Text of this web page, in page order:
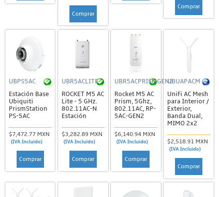
Comprar
Comprar
UBPS5AC
Estación Base
Ubiquiti
PrismStation
PS-5AC
$7,472.77 MXN
(IVA Incluido)
Comprar
UBR5ACLITE
ROCKET M5 AC
Lite - 5 GHz.
802.11AC-N
Estación
$3,282.89 MXN
(IVA Incluido)
Comprar
UBR5ACPRISMGEN2
Rocket M5 AC
Prism, 5Ghz,
802.11AC, RP-
5AC-GEN2
$6,140.94 MXN
(IVA Incluido)
Comprar
UBUAPACM
UniFi AC Mesh
para Interior /
Exterior,
Banda Dual,
MIMO 2x2
$2,518.91 MXN
(IVA Incluido)
Comprar